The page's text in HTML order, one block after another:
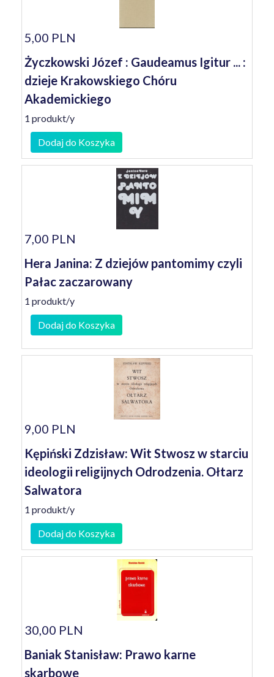
5,00 PLN
Życzkowski Józef : Gaudeamus Igitur ... :
dzieje Krakowskiego Chóru
Akademickiego
1 produkt/y
Dodaj do Koszyka
7,00 PLN
Hera Janina: Z dziejów pantomimy czyli
Pałac zaczarowany
1 produkt/y
Dodaj do Koszyka
9,00 PLN
Kępiński Zdzisław: Wit Stwosz w starciu
ideologii religijnych Odrodzenia. Ołtarz
Salwatora
1 produkt/y
Dodaj do Koszyka
30,00 PLN
Baniak Stanisław: Prawo karne
skarbowe